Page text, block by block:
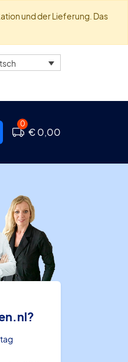
und der Lieferung. Das
0
€ 0,00